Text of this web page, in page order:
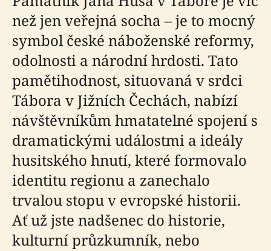
než jen veřejná socha – je to mocný
symbol české náboženské reformy,
odolnosti a národní hrdosti. Tato
pamětihodnost, situovaná v srdci
Tábora v Jižních Čechách, nabízí
návštěvníkům hmatatelné spojení s
dramatickými událostmi a ideály
husitského hnutí, které formovalo
identitu regionu a zanechalo
trvalou stopu v evropské historii.
Ať už jste nadšenec do historie,
kulturní průzkumník, nebo